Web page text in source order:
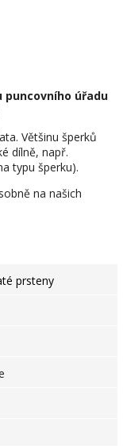
puncovního úřadu
Většinu šperků
dílně, např.
typu šperku).
na našich
prsteny